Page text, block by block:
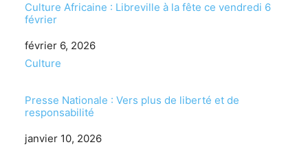
Culture Africaine : Libreville à la fête ce vendredi 6
février
Date
février 6, 2026
Par rapport à
Culture
Presse Nationale : Vers plus de liberté et de
responsabilité
Date
janvier 10, 2026